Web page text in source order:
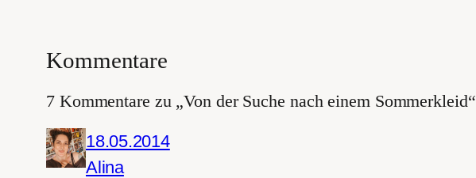
Kommentare
7 Kommentare zu „Von der Suche nach einem Sommerkleid“
18.05.2014
Alina